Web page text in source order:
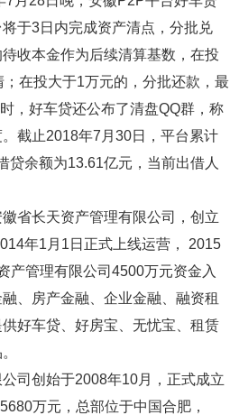
于3日内完成资产清点，分批兑
收本金作为后续清算基数，在投
在投大于1万元的，分批还款，最
，好车贷还公布了清盘QQ群，称
截止2018年7月30日，平台累计
贷余额为13.61亿元，当前出借人
省长天资产管理有限公司，创立
年1月1日正式上线运营， 2015
产管理有限公司4500万元资金入
、房产金融、企业金融、融资租
好车贷、好房宝、无忧宝、租赁
司创始于2008年10月，正式成立
万元，总部位于中国合肥，